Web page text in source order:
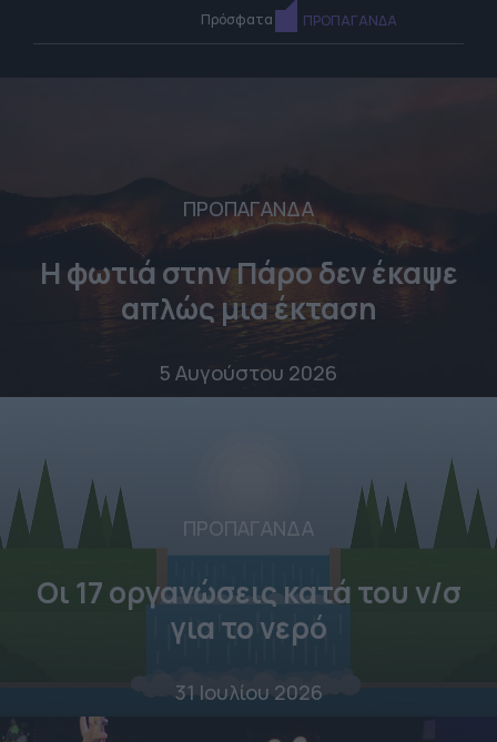
Πρόσφατα ΠΡΟΠΑΓΑΝΔΑ
ΠΡΟΠΑΓΑΝΔΑ
Η φωτιά στην Πάρο δεν έκαψε
απλώς μια έκταση
5 Αυγούστου 2026
ΠΡΟΠΑΓΑΝΔΑ
Οι 17 οργανώσεις κατά του ν/σ
για το νερό
31 Ιουλίου 2026